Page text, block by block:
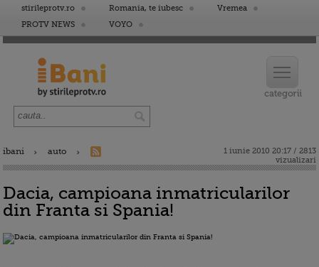
stirileprotv.ro Romania, te iubesc
Vremea
PROTV NEWS
VOYO
ibani auto
1 iunie 2010 20:17 / 2813
vizualizari
Dacia, campioana inmatricularilor
din Franta si Spania!